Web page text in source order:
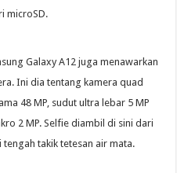
microSD.
Galaxy A12 juga menawarkan
Ini dia tentang kamera quad
48 MP, sudut ultra lebar 5 MP
2 MP. Selfie diambil di sini dari
takik tetesan air mata.